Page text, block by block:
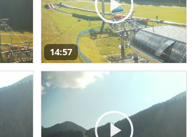
14:57